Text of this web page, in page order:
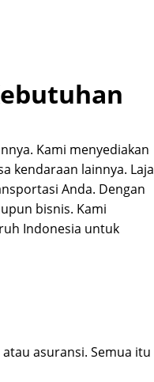
Kami menyediakan
kendaraan lainnya. Laja
Anda. Dengan
bisnis. Kami
Indonesia untuk
asuransi. Semua itu